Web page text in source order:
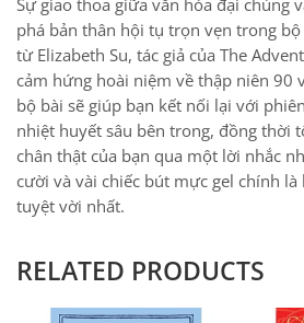
Sự giao thoa giữa văn hóa đại chúng
phá bản thân hội tụ trọn vẹn trong
từ Elizabeth Su, tác giả của The
cảm hứng hoài niệm về thập niên 90
bộ bài sẽ giúp bạn kết nối lại với
nhiệt huyết sâu bên trong, đồng thời
chân thật của bạn qua một lời nhắc
cười và vài chiếc bút mực gel chính
tuyệt vời nhất.
RELATED PRODUCTS